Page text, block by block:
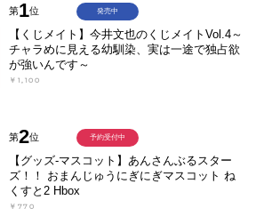
第1位
【くじメイト】今井文也のくじメイトVol.4～
チャラめに見える幼馴染、実は一途で独占欲
が強いんです～
￥1,100
発売中
第2位
【グッズ-マスコット】あんさんぶるスター
ズ！！ おまんじゅうにぎにぎマスコット ね
くすと2 Hbox
￥770
予約受付中